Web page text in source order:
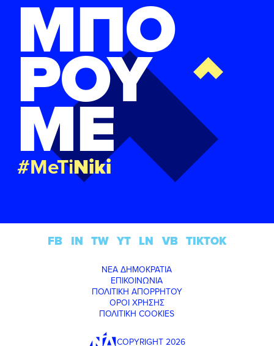
ΜΠΟ
ΡΟΥ
ΜΕ
#MeTiNiki
COPYRIGHT 2026
ΝΕΑ ΔΗΜΟΚΡΑΤΙΑ
ΕΠΙΚΟΙΝΩΝΙΑ
ΠΟΛΙΤΙΚΗ ΑΠΟΡΡΗΤΟΥ
ΟΡΟΙ ΧΡΗΣΗΣ
ΠΟΛΙΤΙΚΗ COOKIES
FB IN TW YT LN VB TIKTOK